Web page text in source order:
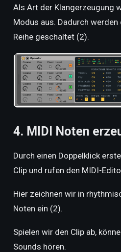
Als Art der Klangerzeugung
Modus aus. Dadurch
Reihe geschaltet (2).
4. MIDI Noten
Durch einen Doppelklick
Clip und rufen den MIDI-
Hier zeichnen wir in
Noten ein (2).
Spielen wir den Clip ab,
Sounds hören.